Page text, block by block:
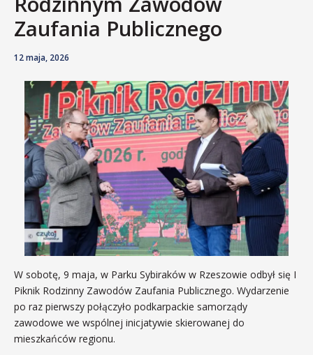
Zaufania Publicznego
12 maja, 2026
W sobotę, 9 maja, w Parku Sybiraków w Rzeszowie odbył się I
Piknik Rodzinny Zawodów Zaufania Publicznego. Wydarzenie
po raz pierwszy połączyło podkarpackie samorządy
zawodowe we wspólnej inicjatywie skierowanej do
mieszkańców regionu.